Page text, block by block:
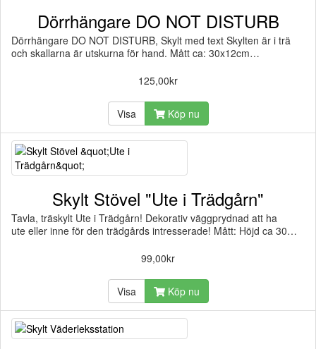
Dörrhängare DO NOT DISTURB
Dörrhängare DO NOT DISTURB, Skylt med text Skylten är i trä
och skallarna är utskurna för hand. Mått ca: 30x12cm…
125,00kr
Visa Köp nu
Skylt Stövel "Ute i Trädgårn"
Tavla, träskylt Ute i Trädgårn! Dekorativ väggprydnad att ha
ute eller inne för den trädgårds intresserade! Mått: Höjd ca 30…
99,00kr
Visa Köp nu